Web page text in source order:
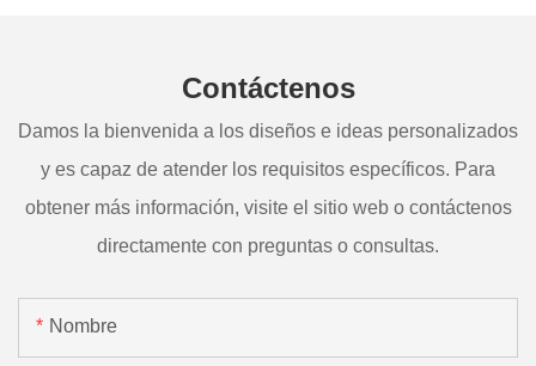
Contáctenos
Damos la bienvenida a los diseños e ideas personalizados
y es capaz de atender los requisitos específicos. Para
obtener más información, visite el sitio web o contáctenos
directamente con preguntas o consultas.
Nombre